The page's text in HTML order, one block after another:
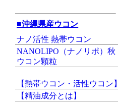
■沖縄県産ウコン
ナノ活性 熱帯ウコン
NANOLIPO（ナノリポ）秋
ウコン顆粒
【熱帯ウコン・活性ウコン】
【精油成分とは】